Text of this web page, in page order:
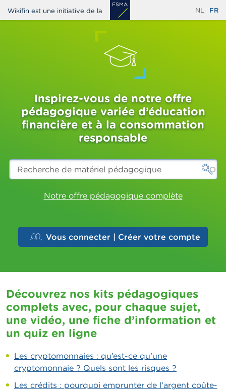
Aller
au
Wikifin est une initiative de la NL FR
Inspirez-vous de notre offre
pédagogique variée d’éducation
financière et à la consommation
responsable
Recherche
matériel
pédagogiqueNotre offre pédagogique complète
Vous connecter | Créer votre compte
Découvrez nos kits pédagogiques
complets avec, pour chaque sujet,
une vidéo, une fiche d’information et
un quiz en ligne
Les cryptomonnaies : qu’est-ce qu’une
cryptomonnaie ? Quels sont les risques ?
Les crédits : pourquoi emprunter de l’argent coûte-